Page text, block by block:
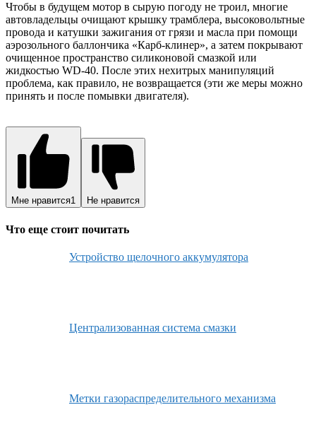
Чтобы в будущем мотор в сырую погоду не троил, многие
автовладельцы очищают крышку трамблера, высоковольтные
провода и катушки зажигания от грязи и масла при помощи
аэрозольного баллончика «Карб-клинер», а затем покрывают
очищенное пространство силиконовой смазкой или
жидкостью WD-40. После этих нехитрых манипуляций
проблема, как правило, не возвращается (эти же меры можно
принять и после помывки двигателя).
Мне нравится1 Не нравится
Что еще стоит почитать
Устройство щелочного аккумулятора
Централизованная система смазки
Метки газораспределительного механизма